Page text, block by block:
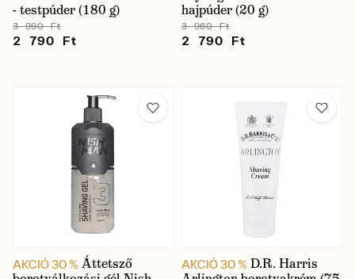
- testpúder (180 g)
3 990 Ft
2 790 Ft
hajpúder (20 g)
3 960 Ft
2 790 Ft
AKCIÓ 30 % Áttetsző
AKCIÓ 30 % D.R. Harris